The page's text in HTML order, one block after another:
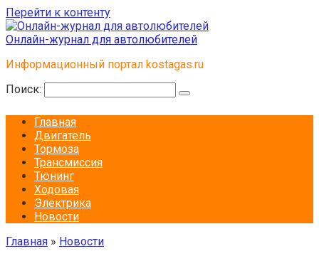
Перейти к контенту
Онлайн-журнал для автолюбителей
Информационный портал kostagas.ru
Поиск:
Главная
Двигатель
Тормоза
Трансмиссия
Тюнинг
Ходовая
Электрика
Новости
Главная » Новости